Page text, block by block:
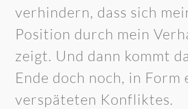
verhindern, dass sich
Position durch mein
zeigt. Und dann kommt
Ende doch noch, in Form
verspäteten Konfliktes.